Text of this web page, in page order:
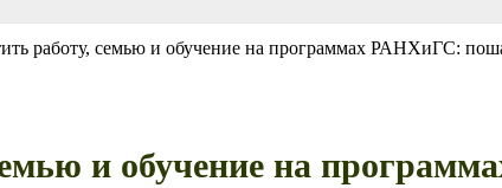
работу, семью и обучение на программах РАНХиГС:
и обучение на